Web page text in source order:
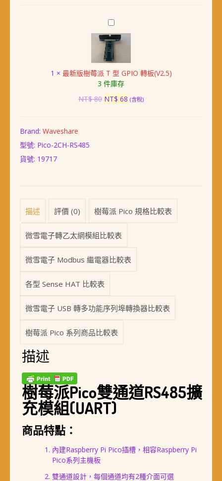
彩
色
排
針
傳
輸
線)
格：
NT$ 398。
最
新
版
樹
莓
派
T
型
GPIO
1 × 最新版樹莓派 T 型 GPIO 轉板(V2.5)
3 件庫存
NT$80 原
NT$ 68 目
(含稅)
Brand: Waveshare
型號: Pico-2CH-RS485
貨號: 19717
描述 評價 (0) 樹莓派 Pico 規格比較表
微雪電子轉乙太網模組比較表
微雪電子 Modbus 繼電器比較表
各型 Sense HAT 比較表
微雪電子 USB 轉多功能序列埠轉換器比較表
樹莓派 Pico 系列商品比較表
描述
樹莓派Pico雙通道RS485擴
充模組(UART)
商品特點：
內建Raspberry Pi Pico插槽，相容Raspberry Pi
Pico系列主機板
雙通道設計，每個通道均有2種介面可選